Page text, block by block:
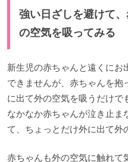
強い日ざしを避けて
の空気を吸ってみる
新生児の赤ちゃんと遠くにお
できませんが、赤ちゃんを抱
に出て外の空気を吸うだけで
なかなか赤ちゃんが泣き止ま
て、ちょっとだけ外に出て外
赤ちゃんも外の空気に触れて